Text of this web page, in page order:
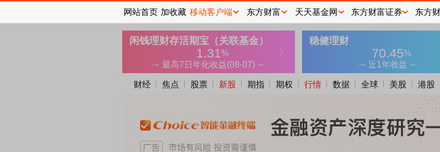
财经 焦点 股票 新股 期指 期权 行情 数据 全球 美股 港股
网站首页 加收藏 移动客户端 东方财富 天天基金网 东方财富证券 东方